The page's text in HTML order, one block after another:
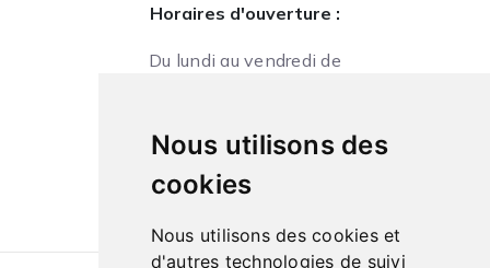
Nous utilisons des
cookies
Nous utilisons des cookies et
d'autres technologies de suivi
Horaires d'ouverture :
Du lundi au vendredi de
10h à 13h et de 14h à 18h